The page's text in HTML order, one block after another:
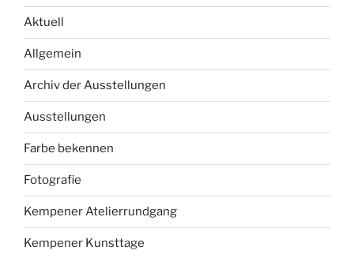
Aktuell
Allgemein
Archiv der Ausstellungen
Ausstellungen
Farbe bekennen
Fotografie
Kempener Atelierrundgang
Kempener Kunsttage